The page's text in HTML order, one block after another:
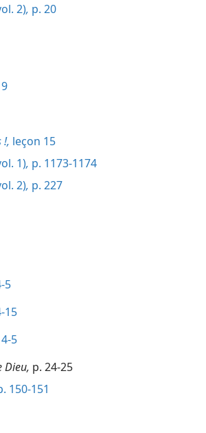
2), p. 20
!, leçon 15
1), p. 1173-1174
2), p. 227
5
15
5
Dieu, p. 24-25
150-151